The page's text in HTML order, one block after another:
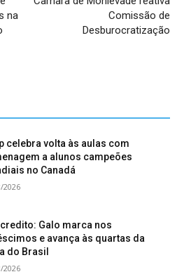
na
Comissão de
Desburocratização
celebra volta às aulas com
a alunos campeões
no Canadá
2026
Galo marca nos
e avança às quartas da
do Brasil
2026